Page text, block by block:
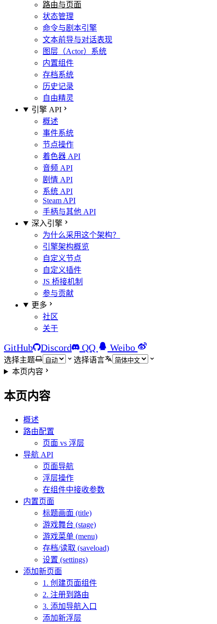
路由与页面
状态管理
命令与剧本引擎
文本前导与对话表现
图层（Actor）系统
内置组件
存档系统
历史记录
自由精灵
引擎 API
概述
事件系统
节点操作
着色器 API
音频 API
剧情 API
系统 API
Steam API
手柄与其他 API
深入引擎
为什么采用这个架构？
引擎架构概览
自定义节点
自定义插件
JS 桥接机制
参与贡献
更多
社区
关于
GitHub Discord QQ Weibo
选择主题
选择语言
本页内容
本页内容
概述
路由配置
页面 vs 浮层
导航 API
页面导航
浮层操作
在组件中接收参数
内置页面
标题画面 (title)
游戏舞台 (stage)
游戏菜单 (menu)
存档/读取 (saveload)
设置 (settings)
添加新页面
1. 创建页面组件
2. 注册到路由
3. 添加导航入口
添加新浮层